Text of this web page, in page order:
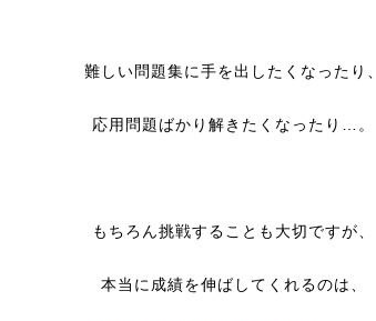
難しい問題集に手を出したくなったり、
応用問題ばかり解きたくなったり…。
もちろん挑戦することも大切ですが、
本当に成績を伸ばしてくれるのは、